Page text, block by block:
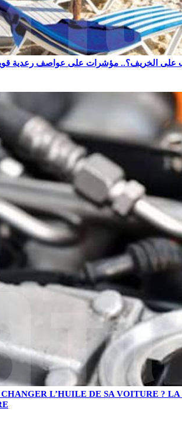
على الخريف؟.. مؤشرات على عواصف رعدية
L’HUILE DE SA VOITURE ? LA